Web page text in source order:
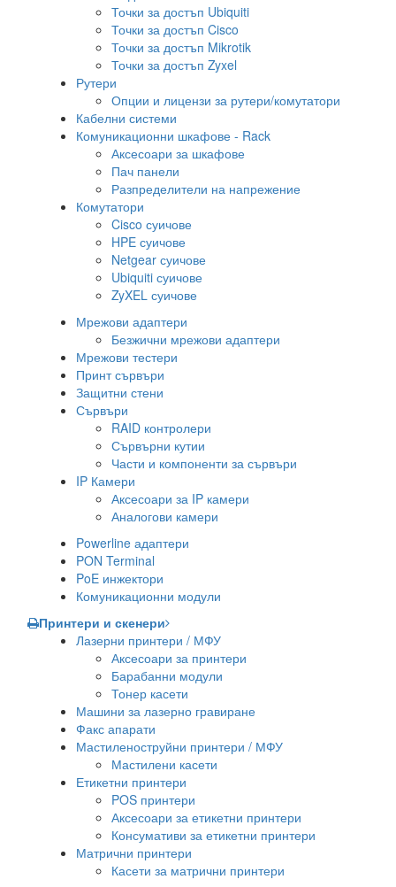
Точки за достъп Ubiquiti
Точки за достъп Cisco
Точки за достъп Mikrotik
Точки за достъп Zyxel
Рутери
Опции и лицензи за рутери/комутатори
Кабелни системи
Комуникационни шкафове - Rack
Аксесоари за шкафове
Пач панели
Разпределители на напрежение
Комутатори
Cisco суичове
HPE суичове
Netgear суичове
Ubiquiti суичове
ZyXEL суичове
Мрежови адаптери
Безжични мрежови адаптери
Мрежови тестери
Принт сървъри
Защитни стени
Сървъри
RAID контролери
Сървърни кутии
Части и компоненти за сървъри
IP Камери
Аксесоари за IP камери
Аналогови камери
Powerline адаптери
PON Terminal
PoE инжектори
Комуникационни модули
Принтери и скенери
Лазерни принтери / МФУ
Аксесоари за принтери
Барабанни модули
Тонер касети
Машини за лазерно гравиране
Факс апарати
Мастиленоструйни принтери / МФУ
Мастилени касети
Етикетни принтери
POS принтери
Аксесоари за етикетни принтери
Консумативи за етикетни принтери
Матрични принтери
Касети за матрични принтери